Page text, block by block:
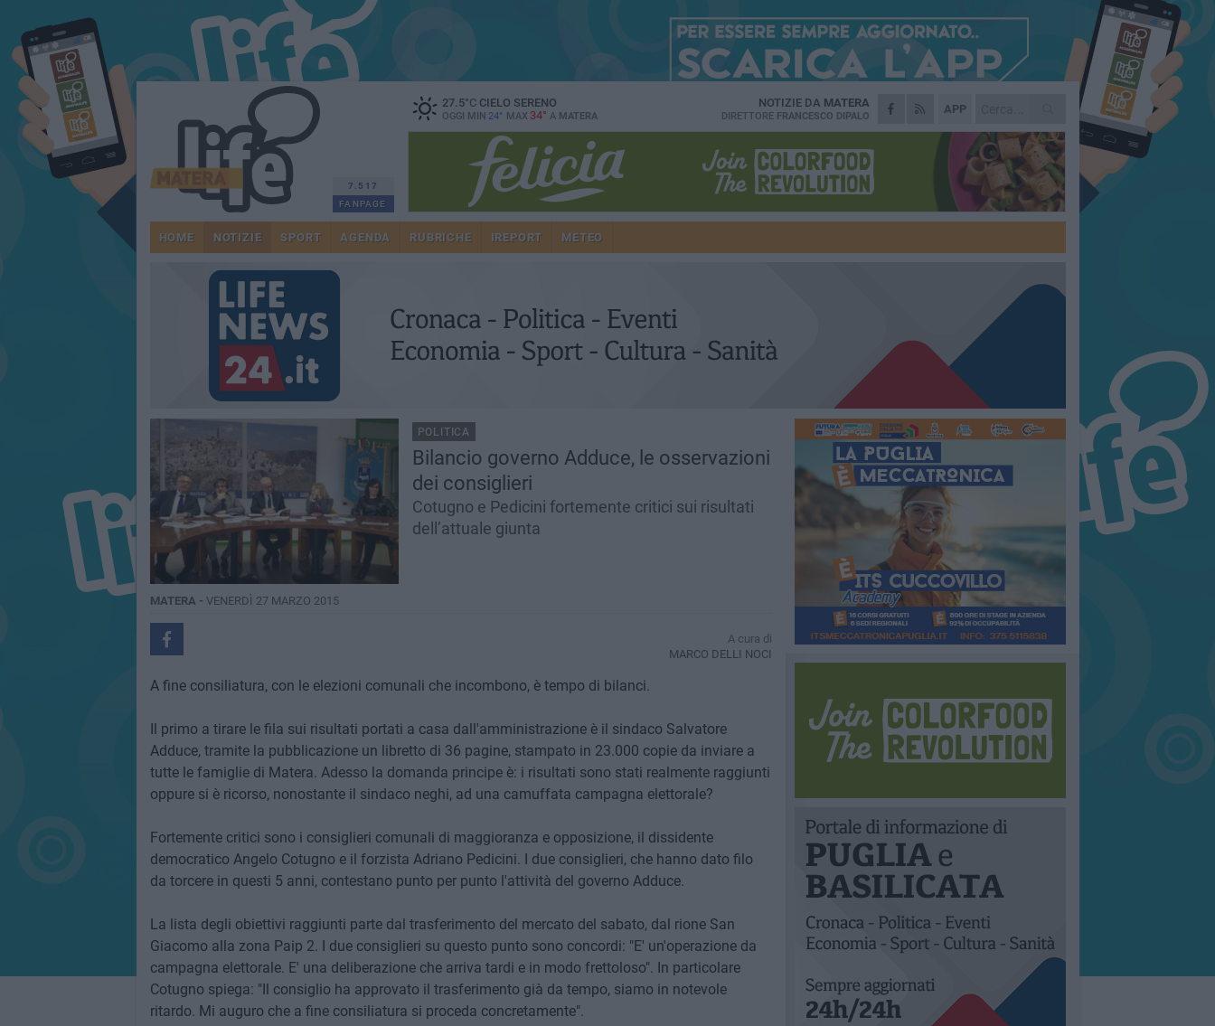
7.517
FANPAGE
27.5°CCIELO SERENO
OGGI MIN 24° MAX 34° A MATERA
APP
NOTIZIE DA MATERA
DIRETTORE FRANCESCO DIPALO
HOME NOTIZIE SPORT AGENDA RUBRICHE IREPORT METEO
POLITICA
Bilancio governo Adduce, le osservazioni
dei consiglieri
Cotugno e Pedicini fortemente critici sui risultati
dell’attuale giunta
MATERA - VENERDÌ 27 MARZO 2015
A cura di
MARCO DELLI NOCI
A fine consiliatura, con le elezioni comunali che incombono, è tempo di bilanci.
Il primo a tirare le fila sui risultati portati a casa dall'amministrazione è il sindaco Salvatore
Adduce, tramite la pubblicazione un libretto di 36 pagine, stampato in 23.000 copie da inviare a
tutte le famiglie di Matera. Adesso la domanda principe è: i risultati sono stati realmente raggiunti
oppure si è ricorso, nonostante il sindaco neghi, ad una camuffata campagna elettorale?
Fortemente critici sono i consiglieri comunali di maggioranza e opposizione, il dissidente
democratico Angelo Cotugno e il forzista Adriano Pedicini. I due consiglieri, che hanno dato filo
da torcere in questi 5 anni, contestano punto per punto l'attività del governo Adduce.
La lista degli obiettivi raggiunti parte dal trasferimento del mercato del sabato, dal rione San
Giacomo alla zona Paip 2. I due consiglieri su questo punto sono concordi: "E' un'operazione da
campagna elettorale. E' una deliberazione che arriva tardi e in modo frettoloso". In particolare
Cotugno spiega: "Il consiglio ha approvato il trasferimento già da tempo, siamo in notevole
ritardo. Mi auguro che a fine consiliatura si proceda concretamente".